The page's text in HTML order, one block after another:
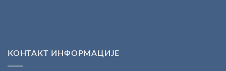
КОНТАКТ ИНФОРМАЦИЈЕ